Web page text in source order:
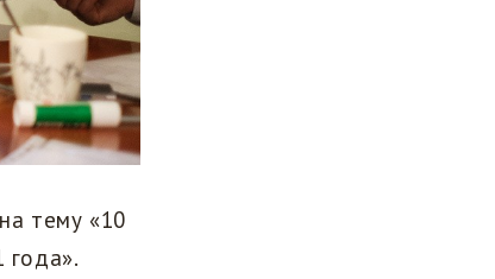
тему «10
года».